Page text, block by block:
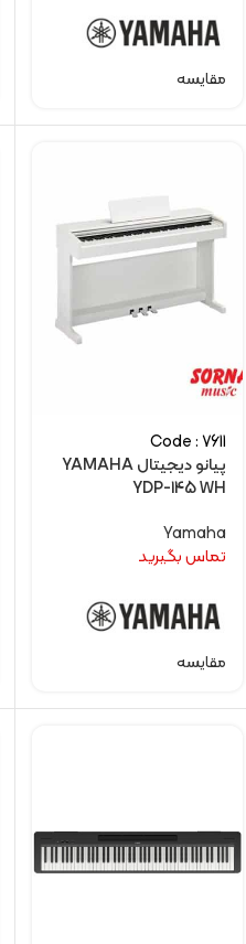
مقایسه
Code : 7611
پیانو دیجیتال YAMAHA
YDP-145 WH
Yamaha
تماس بگیرید
مقایسه